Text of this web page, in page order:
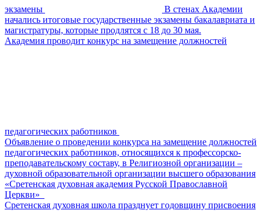
экзамены
В стенах Академии
начались итоговые государственные экзамены бакалавриата и
магистратуры, которые продлятся с 18 до 30 мая.
Академия проводит конкурс на замещение должностей
педагогических работников
Объявление о проведении конкурса на замещение должностей
педагогических работников, относящихся к профессорско-
преподавательскому составу, в Религиозной организации –
духовной образовательной организации высшего образования
«Сретенская духовная академия Русской Православной
Церкви»
Сретенская духовная школа празднует годовщину присвоения